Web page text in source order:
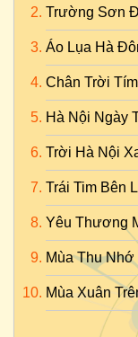
Trường Sơn
Áo Lụa Hà
Chân Trời Tím
Hà Nội Ngày
Trời Hà Nội
Trái Tim Bên
Yêu Thương
Mùa Thu Nhớ
Mùa Xuân